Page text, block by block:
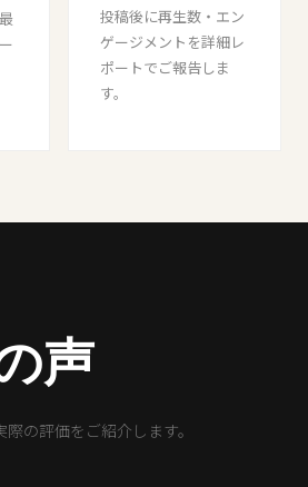
投稿後に再生数・エン
ゲージメントを詳細レ
ポートでご報告しま
す。
声
の評価をご紹介します。